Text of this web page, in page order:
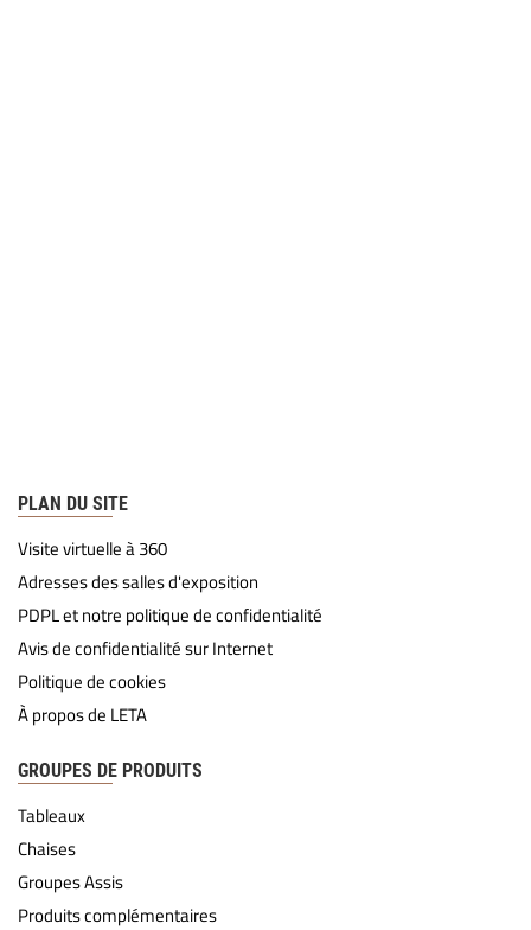
PLAN DU SITE
Visite virtuelle à 360
Adresses des salles d'exposition
PDPL et notre politique de confidentialité
Avis de confidentialité sur Internet
Politique de cookies
À propos de LETA
GROUPES DE PRODUITS
Tableaux
Chaises
Groupes Assis
Produits complémentaires